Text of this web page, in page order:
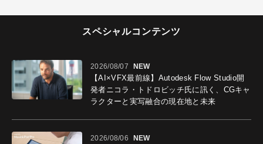
スペシャルコンテンツ
2026/08/07 NEW
【AI×VFX最前線】Autodesk Flow Studio開
発者ニコラ・トドロビッチ氏に訊く、CGキャ
ラクターと実写融合の現在地と未来
2026/08/06 NEW